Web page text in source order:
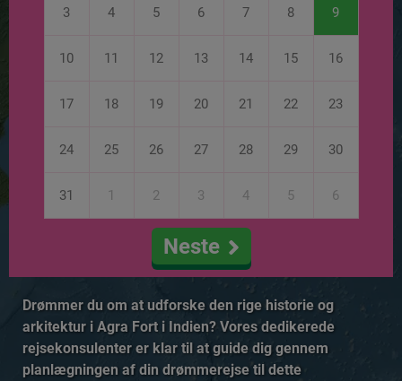
3 4 5 6 7 8 9
10 11 12 13 14 15 16
17 18 19 20 21 22 23
24 25 26 27 28 29 30
31 1 2 3 4 5 6
Neste
Drømmer du om at udforske den rige historie og
arkitektur i Agra Fort i Indien? Vores dedikerede
rejsekonsulenter er klar til at guide dig gennem
planlægningen af din drømmerejse til dette